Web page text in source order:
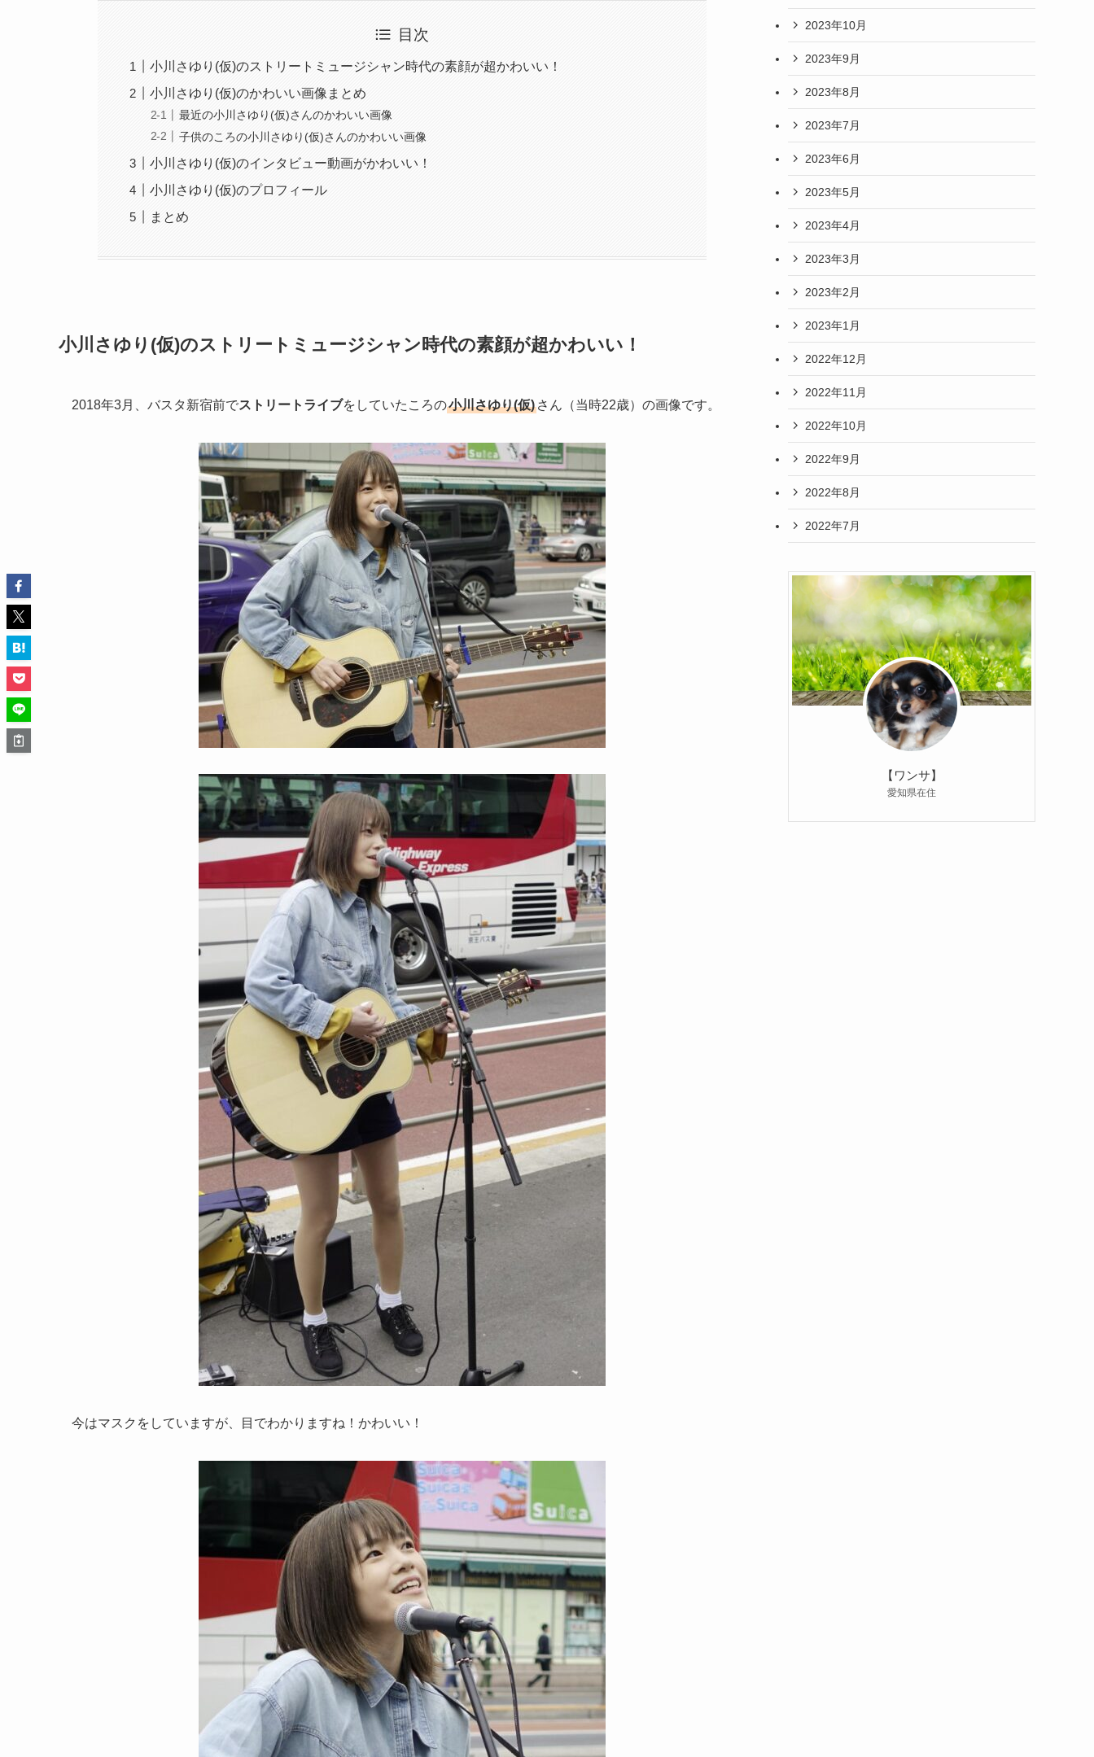
目次
小川さゆり(仮)のストリートミュージシャン時代の素顔が超かわいい！
小川さゆり(仮)のかわいい画像まとめ
最近の小川さゆり(仮)さんのかわいい画像
子供のころの小川さゆり(仮)さんのかわいい画像
小川さゆり(仮)のインタビュー動画がかわいい！
小川さゆり(仮)のプロフィール
まとめ
小川さゆり(仮)のストリートミュージシャン時代の素顔が超かわいい！
2018年3月、バスタ新宿前でストリートライブをしていたころの小川さゆり(仮) さん（当時22歳）の画像です。
今はマスクをしていますが、目でわかりますね！かわいい！
2023年10月
2023年9月
2023年8月
2023年7月
2023年6月
2023年5月
2023年4月
2023年3月
2023年2月
2023年1月
2022年12月
2022年11月
2022年10月
2022年9月
2022年8月
2022年7月
【ワンサ】
愛知県在住